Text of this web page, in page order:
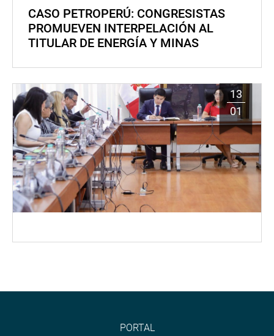
CASO PETROPERÚ: CONGRESISTAS
PROMUEVEN INTERPELACIÓN AL
TITULAR DE ENERGÍA Y MINAS
13
01
PORTAL